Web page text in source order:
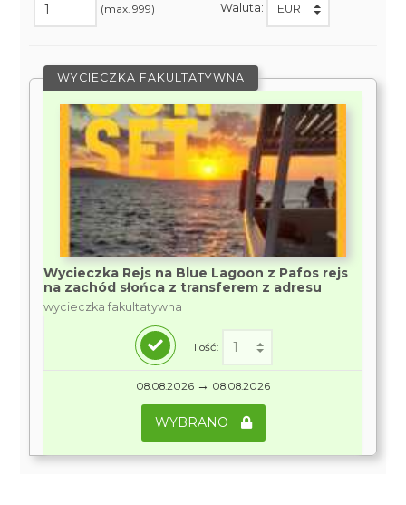
(max. 999) Waluta:
WYCIECZKA FAKULTATYWNA
Wycieczka Rejs na Blue Lagoon z Pafos rejs
na zachód słońca z transferem z adresu
wycieczka fakultatywna
Ilość:
08.08.2026 → 08.08.2026
WYBRANO